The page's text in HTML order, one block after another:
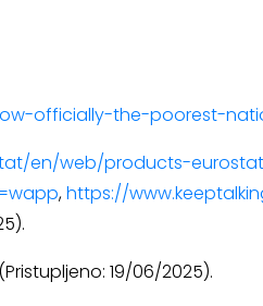
officially-the-poorest-
en/web/products-
,https://
(Pristupljeno: 19/06/2025).